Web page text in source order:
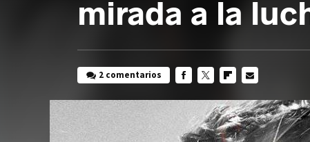
mirada a la
2 comentarios
MAIL